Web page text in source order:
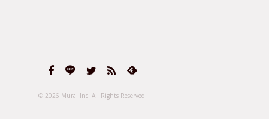
© 2026 Mural Inc. All Rights Reserved.